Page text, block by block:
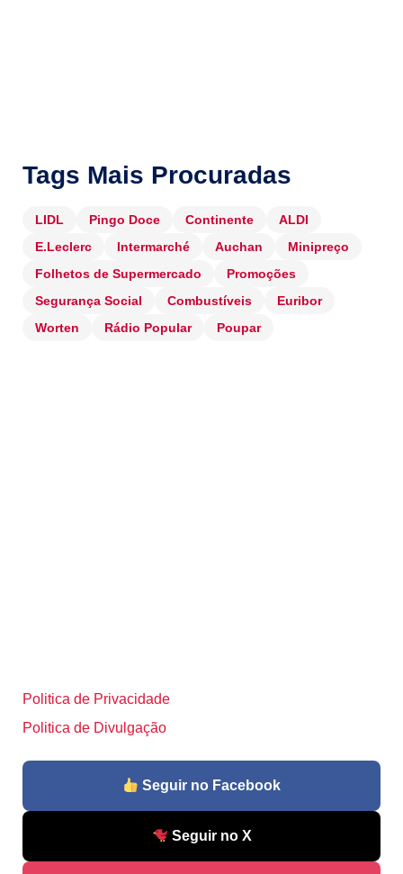
Tags Mais Procuradas
LIDL Pingo Doce Continente
ALDI
E.Leclerc
Intermarché Auchan
Minipreço
Folhetos de Supermercado
Promoções
Segurança Social
Combustíveis
Euribor
Worten
Rádio Popular Poupar
Politica de Privacidade
Politica de Divulgação
Seguir no Facebook
Seguir no X